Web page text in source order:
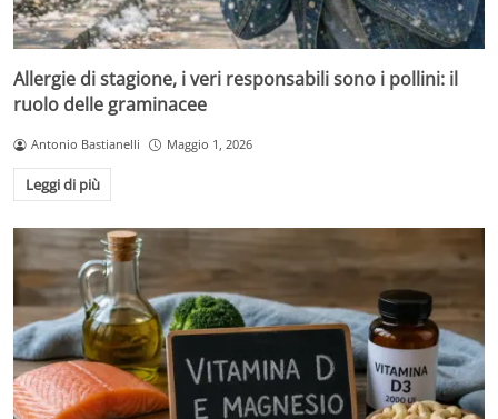
Allergie di stagione, i veri responsabili sono i pollini: il
ruolo delle graminacee
Antonio Bastianelli Maggio 1, 2026
Leggi di più